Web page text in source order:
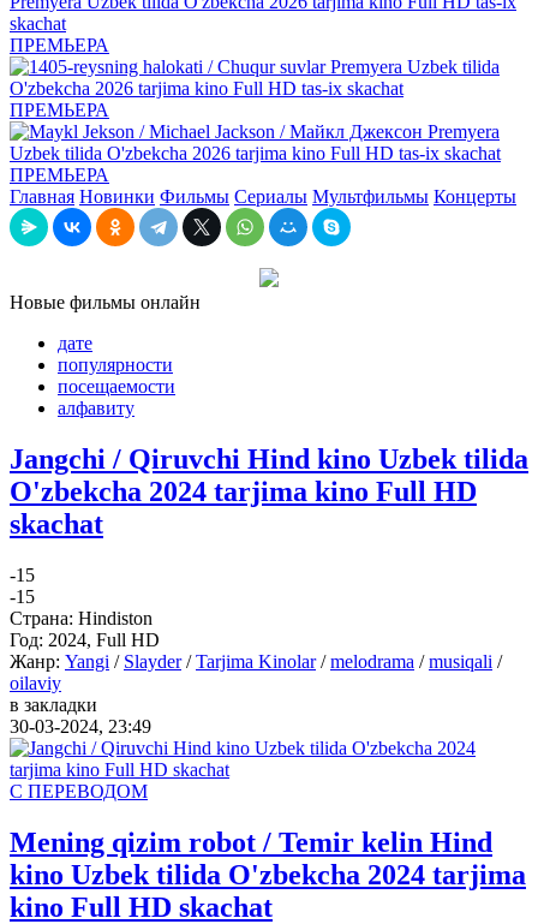
ПРЕМЬЕРА
ПРЕМЬЕРА
ПРЕМЬЕРА
Главная Новинки Фильмы Сериалы Мультфильмы Концерты
Новые фильмы онлайн
дате
популярности
посещаемости
алфавиту
Jangchi / Qiruvchi Hind kino Uzbek tilida
O'zbekcha 2024 tarjima kino Full HD
skachat
-1 5
-1 5
Страна: Hindiston
Год: 2024, Full HD
Жанр: Yangi / Slayder/Tarjima Kinolar/melodrama /musiqali /
oilaviy
в закладки
30-03-2024, 23:49
С ПЕРЕВОДОМ
Mening qizim robot / Temir kelin Hind
kino Uzbek tilida O'zbekcha 2024 tarjima
kino Full HD skachat